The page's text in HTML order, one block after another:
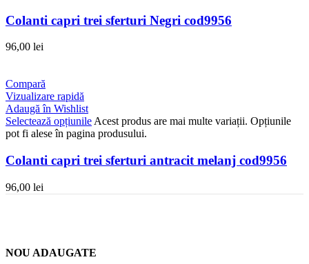
Colanti capri trei sferturi Negri cod9956
96,00 lei
Compară
Vizualizare rapidă
Adaugă în Wishlist
Selectează opțiunile Acest produs are mai multe variații. Opțiunile
pot fi alese în pagina produsului.
Colanti capri trei sferturi antracit melanj cod9956
96,00 lei
NOU ADAUGATE